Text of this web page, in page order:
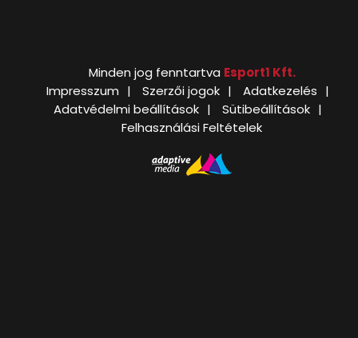
Minden jog fenntartva Esport1 Kft.
Impresszum
Szerzői jogok
Adatkezelés
Adatvédelmi beállítások
Sütibeállítások
Felhasználási Feltételek